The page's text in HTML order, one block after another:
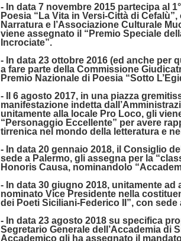
- In data 7 novembre 2015 partecipa al
Poesia “La Vita in Versi-Città di Cefalù”,
Narratura e l’Associazione Culturale
viene assegnato il “Premio Speciale
Incrociate”.
- In data 23 ottobre 2016 (ed anche per
a fare parte della Commissione
Premio Nazionale di Poesia “Sotto
- Il 6 agosto 2017, in una piazza
manifestazione indetta
unitamente alla locale Pro Loco, gli
“Personaggio Eccellente” per avere
tirrenica nel mondo della letteratura e
- In data 20 gennaio 2018, il Consiglio
sede a Palermo, gli assegna per la
Honoris Causa, nominandolo
- In data 30 giugno 2018, unitamente
nominato Vice Presidente nella
dei Poeti Siciliani-Federico II”, con sede
- In data 23 agosto 2018 su specifica
Segretario Generale dell’Accademia di
Accademico gli ha assegnato il